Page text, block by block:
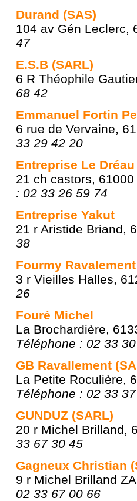
Durand (SAS)
104 av Gén Leclerc,
47
E.S.B (SARL)
6 R Théophile
68 42
Emmanuel Fortin
6 rue de Vervaine,
33 29 42 20
Entreprise Le Dréau
21 ch castors,
: 02 33 26 59 74
Entreprise Yakut
21 r Aristide Briand,
38
Fourmy Ravalement
3 r Vieilles Halles,
26
Fouré Michel
La Brochardière,
Téléphone : 02 33
GB Ravallement
La Petite Roculière,
Téléphone : 02 33
GUNDUZ (SARL)
20 r Michel Brilland,
33 67 30 45
Gagneux Christian
9 r Michel Brilland
02 33 67 00 66